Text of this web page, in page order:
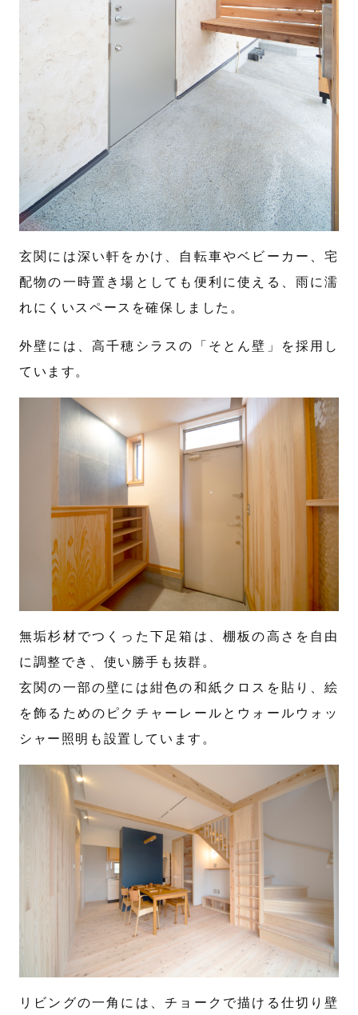
玄関には深い軒をかけ、自転車やベビーカー、宅
配物の一時置き場としても便利に使える、雨に濡
れにくいスペースを確保しました。
外壁には、高千穂シラスの「そとん壁」を採用し
ています。
無垢杉材でつくった下足箱は、棚板の高さを自由
に調整でき、使い勝手も抜群。
玄関の一部の壁には紺色の和紙クロスを貼り、絵
を飾るためのピクチャーレールとウォールウォッ
シャー照明も設置しています。
リビングの一角には、チョークで描ける仕切り壁